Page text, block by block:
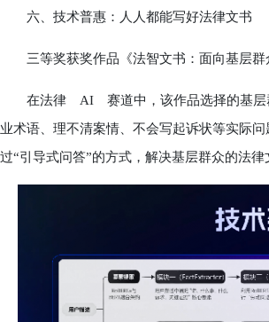
六、技术普惠：人人都能写好法律文书
三等奖获奖作品《法智文书：面向基层群
在法律 AI 赛道中，该作品选择的基层群
业术语、理不清案情、不会写起诉状等实际
过“引导式问答”的方式，解决基层群众的法律